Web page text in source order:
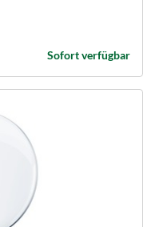
Sofort verfügbar